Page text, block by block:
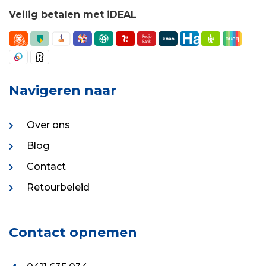
Veilig betalen met iDEAL
Navigeren naar
Over ons
Blog
Contact
Retourbeleid
Contact opnemen